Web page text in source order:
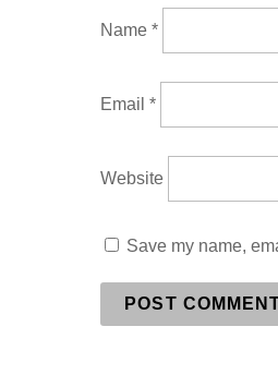
Name *
Email *
Website
Save my name,